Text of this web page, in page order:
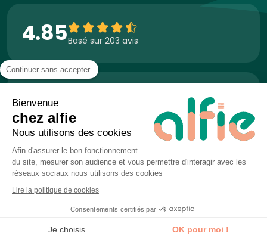
4.85Basé sur 203 avis
+812
Formations sur-mesure
Vous former avec alfie :
Continuer sans accepter
Bienvenue
chez alfie
Nous utilisons des cookies
Afin d'assurer le bon fonctionnement
du site, mesurer son audience et vous permettre d'interagir avec les
réseaux sociaux nous utilisons des cookies
Lire la politique de cookies
Consentements certifiés par
Je choisis OK pour moi !